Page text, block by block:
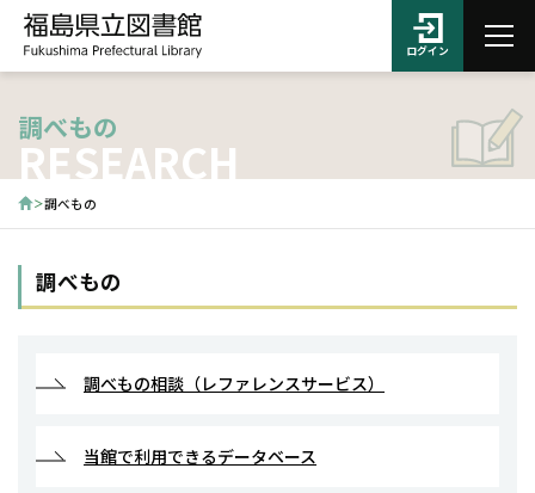
ログイン
調べもの
RESEARCH
調べもの
調べもの
調べもの相談（レファレンスサービス）
当館で利用できるデータベース